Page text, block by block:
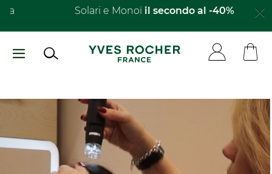
Salta
principale
Solari e Monoïil secondo al -40%​